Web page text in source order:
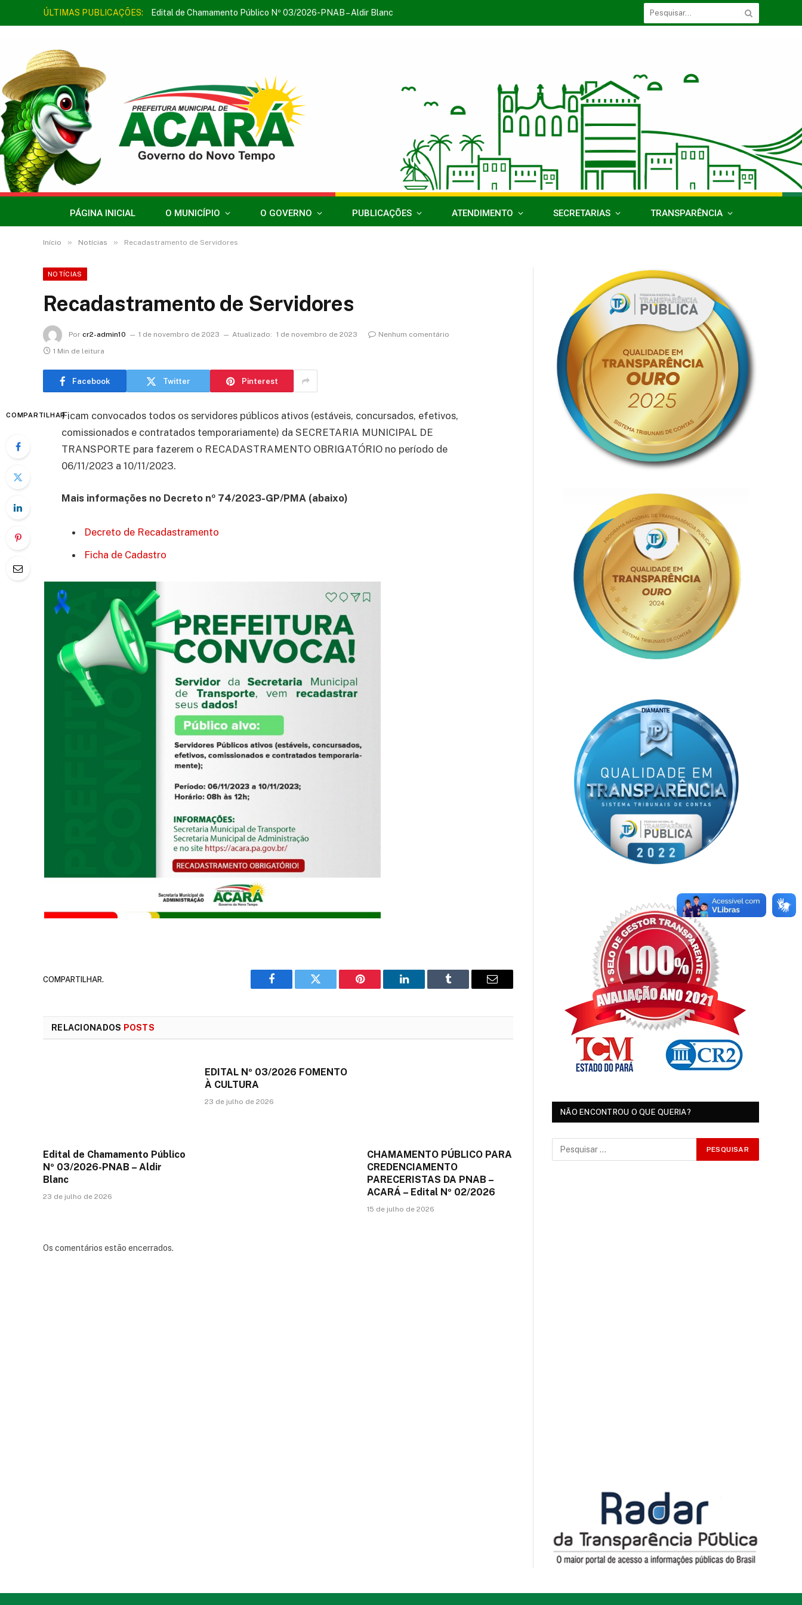
ÚLTIMAS PUBLICAÇÕES: Edital de Chamamento Público Nº 03/2026-PNAB – Aldir Blanc
PÁGINA INICIAL O MUNICÍPIO O GOVERNO PUBLICAÇÕES ATENDIMENTO SECRETARIAS TRANSPARÊNCIA
Início » Notícias » Recadastramento de Servidores
NOTÍCIAS
Recadastramento de Servidores
Por cr2-admin10 1 de novembro de 2023 Atualizado: 1 de novembro de 2023
Nenhum comentário
1 Min de leitura
Facebook Twitter Pinterest
COMPARTILHARFicam convocados todos os servidores públicos ativos (estáveis, concursados, efetivos,
comissionados e contratados temporariamente) da SECRETARIA MUNICIPAL DE
TRANSPORTE para fazerem o RECADASTRAMENTO OBRIGATÓRIO no período de
06/11/2023 a 10/11/2023.
Mais informações no Decreto nº 74/2023-GP/PMA (abaixo)
Decreto de Recadastramento
Ficha de Cadastro
COMPARTILHAR.
Facebook Twitter Pinterest LinkedIn Tumblr
E-
RELACIONADOS POSTS
Edital de Chamamento Público
Nº 03/2026-PNAB – Aldir
Blanc
23 de julho de 2026
EDITAL Nº 03/2026 FOMENTO
À CULTURA
23 de julho de 2026
CHAMAMENTO PÚBLICO PARA
CREDENCIAMENTO
PARECERISTAS DA PNAB –
ACARÁ – Edital Nº 02/2026
15 de julho de 2026
Os comentários estão encerrados.
NÃO ENCONTROU O QUE QUERIA?